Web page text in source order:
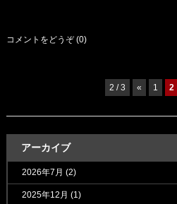
コメントをどうぞ (0)
2 / 3 « 1 2
アーカイブ
2026年7月 (2)
2025年12月 (1)